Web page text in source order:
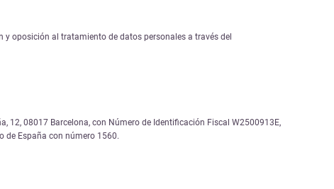
y oposición al tratamiento de datos personales a través del
12, 08017 Barcelona, con Número de Identificación Fiscal W2500913E,
de España con número 1560.